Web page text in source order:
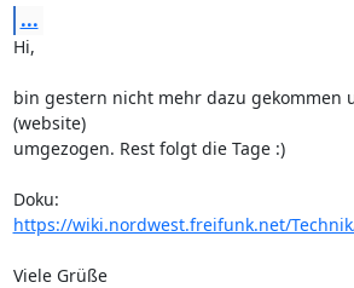
...
Hi,
bin gestern nicht mehr dazu gekommen
(website)
umgezogen. Rest folgt die Tage :)
https://wiki.nordwest.freifunk.net/
Viele Grüße